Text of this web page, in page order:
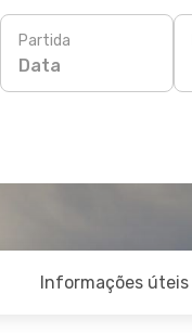
Partida
Data
Informações úteis